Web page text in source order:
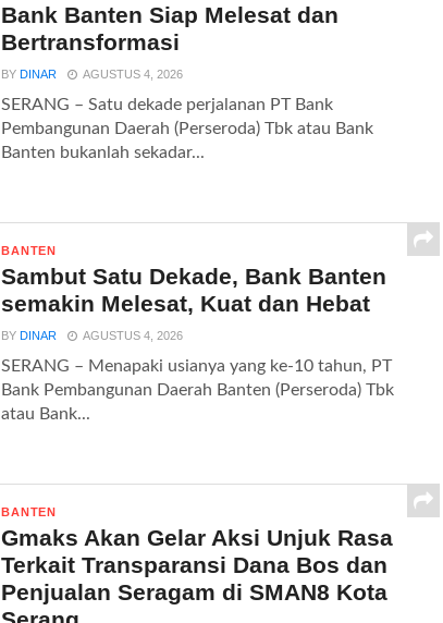
Bank Banten Siap Melesat dan
Bertransformasi
BYDINAR AGUSTUS 4, 2026
SERANG – Satu dekade perjalanan PT Bank
Pembangunan Daerah (Perseroda) Tbk atau Bank
Banten bukanlah sekadar...
BANTEN
Sambut Satu Dekade, Bank Banten
semakin Melesat, Kuat dan Hebat
BYDINAR AGUSTUS 4, 2026
SERANG – Menapaki usianya yang ke-10 tahun, PT
Bank Pembangunan Daerah Banten (Perseroda) Tbk
atau Bank...
BANTEN
Gmaks Akan Gelar Aksi Unjuk Rasa
Terkait Transparansi Dana Bos dan
Penjualan Seragam di SMAN8 Kota